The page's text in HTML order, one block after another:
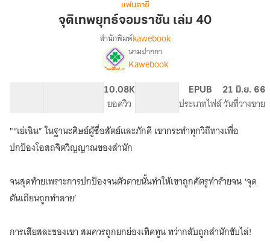
ยุทธ์
แฟนตาซี
จุติเทพยุทธ์จอมราชัน เล่ม 40
เรื่อง [นิยาย
แปล]
จุติ
เทพ
จอม
ราชัน
สำนักพิมพ์kawebook
นามปากกา
Kawebook
10.08K
ยอดวิว
EPUB
ประเภทไฟล์
21 มิ.ย. 66
วันที่วางขาย
"“เย่เฉิน” ในฐานะศิษย์ผู้ซื่อสัตย์และภักดี เขากระทำทุกวิถีทางเพื่อ
ปกป้องโอสถจิตวิญญาณของสำนัก
จนสุดท้ายเพราะการปกป้องจนตัวตายนั้นทำให้เขาถูกศัตรูทำร้ายจน ‘จุด
ตันเถียนถูกทำลาย’
การเสียสละของเขา สมควรถูกยกย่องเทิดทูน ทว่ากลับถูกสำนักขับไล่!